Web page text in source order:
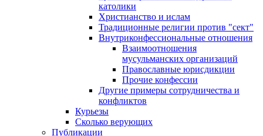
католики
Христианство и ислам
Традиционные религии против "сект"
Внутриконфессиональные отношения
Взаимоотношения
мусульманских организаций
Православные юрисдикции
Прочие конфессии
Другие примеры сотрудничества и
конфликтов
Курьезы
Сколько верующих
Публикации